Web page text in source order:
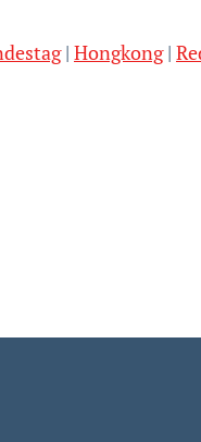
Hongkong